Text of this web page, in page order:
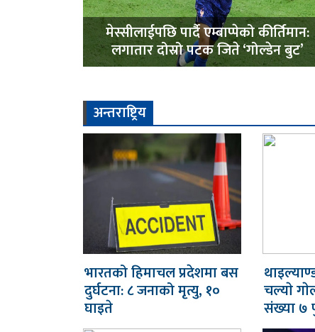
मेस्सीलाईपछि पार्दै एम्बाप्पेको कीर्तिमान:
लगातार दोस्रो पटक जिते ‘गोल्डेन बुट’
अन्तराष्ट्रिय
भारतको हिमाचल प्रदेशमा बस
दुर्घटना: ८ जनाको मृत्यु, १०
घाइते
चल्याे
संख्या ७